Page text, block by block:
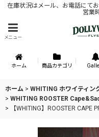
在庫状況はメール、お電話にて
営業
メニュー
ホーム 商品カテゴリ
ホーム > WHITING ホワイティン
> WHITING ROOSTER
>
【WHITING】ROOSTER CAPE